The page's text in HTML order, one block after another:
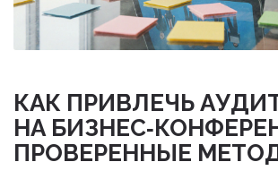
КАК ПРИВЛЕЧЬ
НА
ПРОВЕРЕННЫЕ